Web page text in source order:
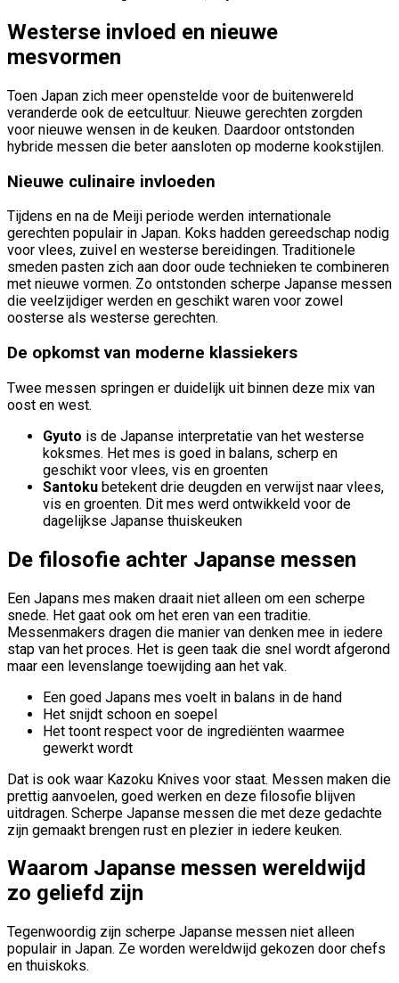
Westerse invloed en nieuwe
mesvormen
Toen Japan zich meer openstelde voor de buitenwereld
veranderde ook de eetcultuur. Nieuwe gerechten zorgden
voor nieuwe wensen in de keuken. Daardoor ontstonden
hybride messen die beter aansloten op moderne kookstijlen.
Nieuwe culinaire invloeden
Tijdens en na de Meiji periode werden internationale
gerechten populair in Japan. Koks hadden gereedschap nodig
voor vlees, zuivel en westerse bereidingen. Traditionele
smeden pasten zich aan door oude technieken te combineren
met nieuwe vormen. Zo ontstonden scherpe Japanse messen
die veelzijdiger werden en geschikt waren voor zowel
oosterse als westerse gerechten.
De opkomst van moderne klassiekers
Twee messen springen er duidelijk uit binnen deze mix van
oost en west.
Gyuto is de Japanse interpretatie van het westerse
koksmes. Het mes is goed in balans, scherp en
geschikt voor vlees, vis en groenten
Santoku betekent drie deugden en verwijst naar vlees,
vis en groenten. Dit mes werd ontwikkeld voor de
dagelijkse Japanse thuiskeuken
De filosofie achter Japanse messen
Een Japans mes maken draait niet alleen om een scherpe
snede. Het gaat ook om het eren van een traditie.
Messenmakers dragen die manier van denken mee in iedere
stap van het proces. Het is geen taak die snel wordt afgerond
maar een levenslange toewijding aan het vak.
Een goed Japans mes voelt in balans in de hand
Het snijdt schoon en soepel
Het toont respect voor de ingrediënten waarmee
gewerkt wordt
Dat is ook waar Kazoku Knives voor staat. Messen maken die
prettig aanvoelen, goed werken en deze filosofie blijven
uitdragen. Scherpe Japanse messen die met deze gedachte
zijn gemaakt brengen rust en plezier in iedere keuken.
Waarom Japanse messen wereldwijd
zo geliefd zijn
Tegenwoordig zijn scherpe Japanse messen niet alleen
populair in Japan. Ze worden wereldwijd gekozen door chefs
en thuiskoks.